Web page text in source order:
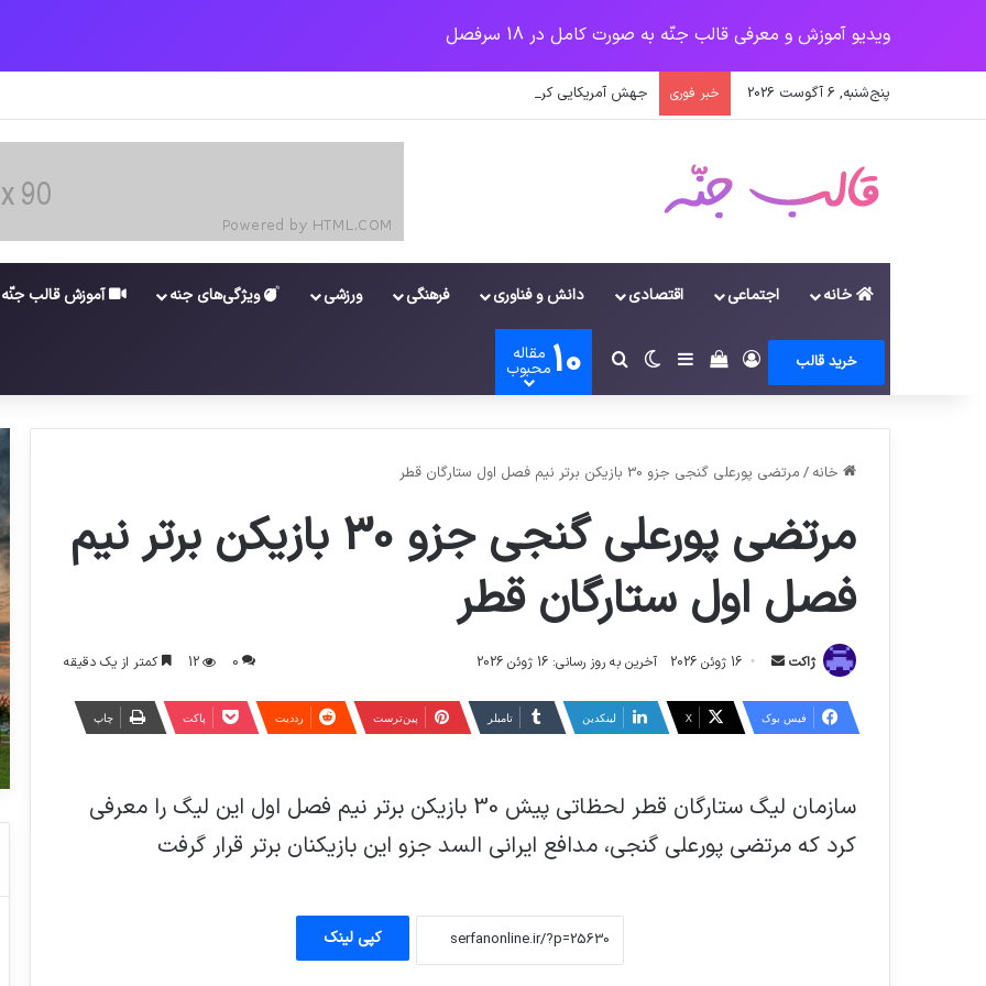
ویدیو آموزش و معرفی قالب جنّه به صورت کامل در 18 سرفصل
پنج‌شنبه, 6 آگوست 2026 خبر فوری جهش آمریکایی کرونا و چالشی جدید برای واکسن/ آغاز توزیع واکسن از سوی اتحادیه کوواکس
خانه اجتماعی اقتصادی دانش و فناوری فرهنگی ورزشی ویژگی‌های جنه آموزش قالب جنّه
خرید قالب وروددیدن سبد خرید
سایدبارتغییر پوسته
جستجو برای
10 مقاله
محبوب
خانه / مرتضی پورعلی گنجی جزو 30 بازیکن برتر نیم فصل اول ستارگان قطر
مرتضی پورعلی گنجی جزو 30 بازیکن برتر نیم
فصل اول ستارگان قطر
ژاکت
ارسال 16 ژوئن 2026 آخرین به روز رسانی: 16 ژوئن 2026 0
12 کمتر از یک دقیقه
فیس بوک X لینکدین ‫تامبلر ‫پین‌ترست ‫رددیت پاکت چاپ
سازمان لیگ ستارگان قطر لحظاتی پیش 30 بازیکن برتر نیم فصل اول این لیگ را معرفی
کرد که مرتضی پورعلی گنجی، مدافع ایرانی السد جزو این بازیکنان برتر قرار گرفت
کپی لینک
قاتل ستایش اواخر مهر اعدام می‌شود.